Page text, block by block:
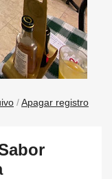
/Apagar registro